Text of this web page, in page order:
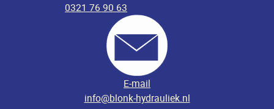
0321 76 90 63
E-mail
info@blonk-hydrauliek.nl